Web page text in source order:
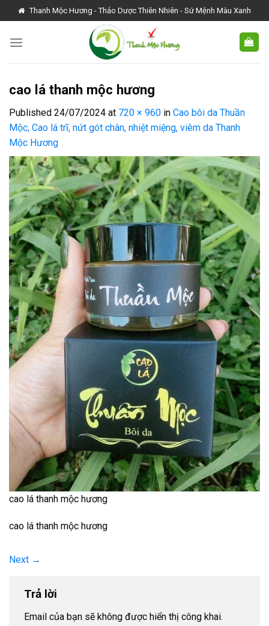
Skip
to
content
Thanh Mộc Hương - Thảo Dược Thiên Nhiên - Sứ Mệnh Màu Xanh
cao lá thanh mộc hương
Published 24/07/2024 at 720 × 960 in Cao bôi da Thuần
Mộc, Cao lá trĩ, nứt gót chân, nhiệt miệng, viêm da Thanh
Mộc Hương
cao lá thanh mộc hương
cao lá thanh mộc hương
Next →
Trả lời
Email của bạn sẽ không được hiển thị công khai.